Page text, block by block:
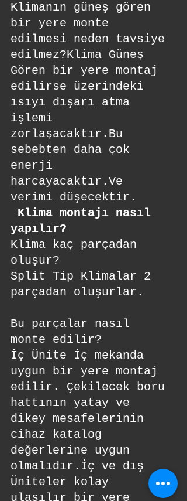
Klimanın güneş gören
bir yere monte
edilmesi neden tavsiye
edilmez?Klima Güneş
Gören bir yere montaj
edilirse üzerindeki
ısıyı dışarı atma
işlemi
zorlaşacaktır.Bu
sebebten daha çok
enerji
harcayacaktır.Ve
verimi düşecektir.
Klima montajı nasıl
yapılır?
Klima kaç parçadan
oluşur?
Split Tip Klimalar 2
parçadan oluşurlar.
Bu parçalar nasıl
monte edilir?
İç Ünite İç mekanda
uygun bir yere montaj
edilir. Çekilecek boru
hattının yatay ve
dikey mesafelerinin
cihaz katalog
değerlerine uygun
olmalıdır.İç ve dış
Üniteler kolay
ulaşılır bir yere